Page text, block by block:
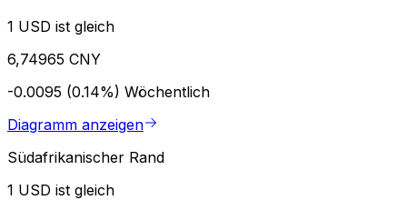
1 USD ist gleich
6,74965 CNY
-0.0095 (0.14%) Wöchentlich
Diagramm anzeigen
Südafrikanischer Rand
1 USD ist gleich